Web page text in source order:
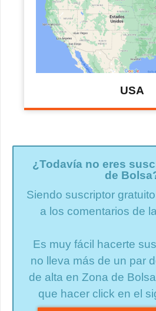
USA
¿Todavía no eres
de
Siendo suscriptor
a los comentarios de
Es muy fácil hacerte
no lleva más de un par
de alta en Zona de
que hacer click en el